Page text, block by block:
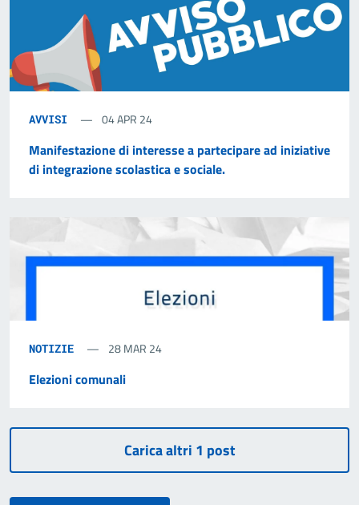
AVVISI 04 APR 24
Manifestazione di interesse a partecipare ad iniziative
di integrazione scolastica e sociale.
NOTIZIE 28 MAR 24
Elezioni comunali